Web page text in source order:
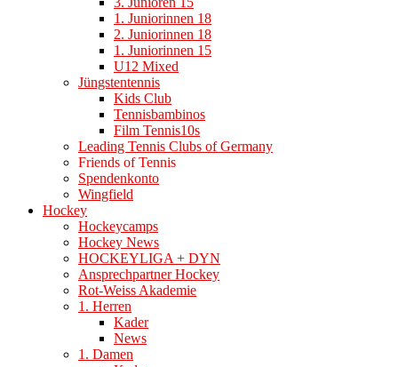
1. Juniorinnen 18
2. Juniorinnen 18
1. Juniorinnen 15
U12 Mixed
Jüngstentennis
Kids Club
Tennisbambinos
Film Tennis10s
Leading Tennis Clubs of Germany
Friends of Tennis
Spendenkonto
Wingfield
Hockey
Hockeycamps
Hockey News
HOCKEYLIGA + DYN
Ansprechpartner Hockey
Rot-Weiss Akademie
1. Herren
Kader
News
1. Damen